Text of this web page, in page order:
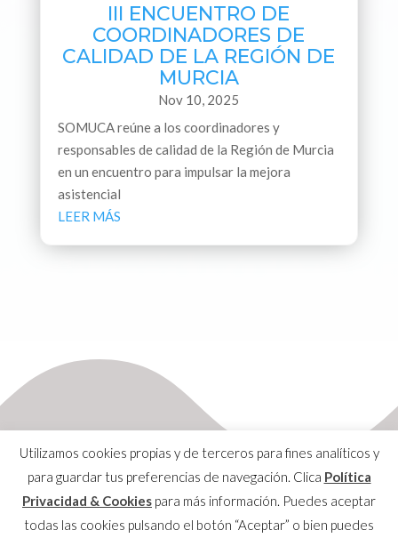
III ENCUENTRO DE
COORDINADORES DE
CALIDAD DE LA REGIÓN DE
MURCIA
Nov 10, 2025
SOMUCA reúne a los coordinadores y
responsables de calidad de la Región de Murcia
en un encuentro para impulsar la mejora
asistencial
LEER MÁS
Aviso Legal
Utilizamos cookies propias y de terceros para fines analíticos y
para guardar tus preferencias de navegación. Clica Política
Privacidad & Cookies para más información. Puedes aceptar
todas las cookies pulsando el botón “Aceptar” o bien puedes